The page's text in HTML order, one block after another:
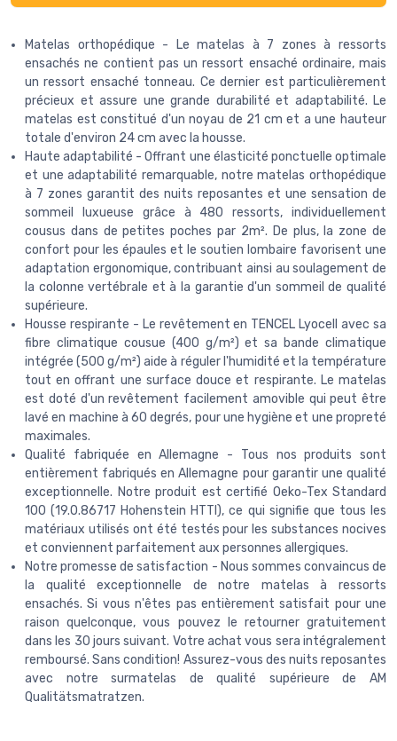
Matelas orthopédique - Le matelas à 7 zones à ressorts
ensachés ne contient pas un ressort ensaché ordinaire, mais
un ressort ensaché tonneau. Ce dernier est particulièrement
précieux et assure une grande durabilité et adaptabilité. Le
matelas est constitué d'un noyau de 21 cm et a une hauteur
totale d'environ 24 cm avec la housse.
Haute adaptabilité - Offrant une élasticité ponctuelle optimale
et une adaptabilité remarquable, notre matelas orthopédique
à 7 zones garantit des nuits reposantes et une sensation de
sommeil luxueuse grâce à 480 ressorts, individuellement
cousus dans de petites poches par 2m². De plus, la zone de
confort pour les épaules et le soutien lombaire favorisent une
adaptation ergonomique, contribuant ainsi au soulagement de
la colonne vertébrale et à la garantie d'un sommeil de qualité
supérieure.
Housse respirante - Le revêtement en TENCEL Lyocell avec sa
fibre climatique cousue (400 g/m²) et sa bande climatique
intégrée (500 g/m²) aide à réguler l'humidité et la température
tout en offrant une surface douce et respirante. Le matelas
est doté d'un revêtement facilement amovible qui peut être
lavé en machine à 60 degrés, pour une hygiène et une propreté
maximales.
Qualité fabriquée en Allemagne - Tous nos produits sont
entièrement fabriqués en Allemagne pour garantir une qualité
exceptionnelle. Notre produit est certifié Oeko-Tex Standard
100 (19.0.86717 Hohenstein HTTI), ce qui signifie que tous les
matériaux utilisés ont été testés pour les substances nocives
et conviennent parfaitement aux personnes allergiques.
Notre promesse de satisfaction - Nous sommes convaincus de
la qualité exceptionnelle de notre matelas à ressorts
ensachés. Si vous n'êtes pas entièrement satisfait pour une
raison quelconque, vous pouvez le retourner gratuitement
dans les 30 jours suivant. Votre achat vous sera intégralement
remboursé. Sans condition! Assurez-vous des nuits reposantes
avec notre surmatelas de qualité supérieure de AM
Qualitätsmatratzen.